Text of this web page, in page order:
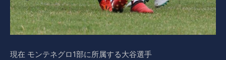
現在 モンテネグロ1部に所属する大谷選手